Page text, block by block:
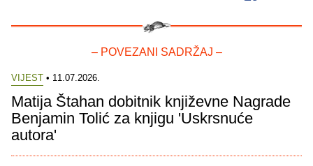
– POVEZANI SADRŽAJ –
VIJEST • 11.07.2026.
Matija Štahan dobitnik književne Nagrade
Benjamin Tolić za knjigu 'Uskrsnuće
autora'